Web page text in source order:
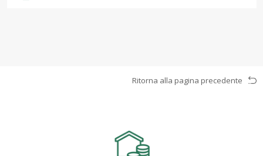
Ritorna alla pagina precedente